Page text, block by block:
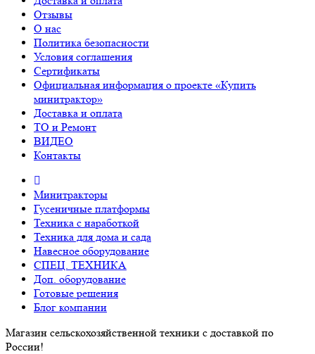
Отзывы
О нас
Политика безопасности
Условия соглашения
Сертификаты
Официальная информация о проекте «Купить
минитрактор»
Доставка и оплата
ТО и Ремонт
ВИДЕО
Контакты
Минитракторы
Гусеничные платформы
Техника с наработкой
Техника для дома и сада
Навесное оборудование
СПЕЦ. ТЕХНИКА
Доп. оборудование
Готовые решения
Блог компании
Магазин сельскохозяйственной техники с доставкой по
России!